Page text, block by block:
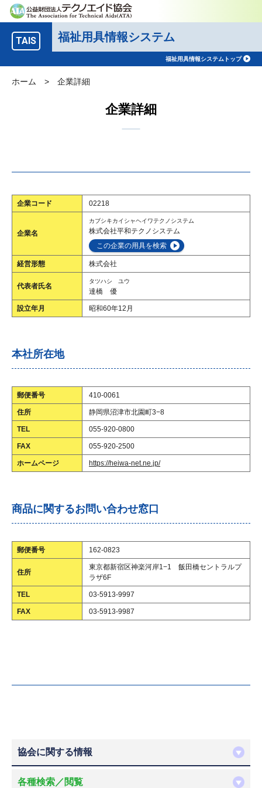
TAIS 福祉用具情報システム
福祉用具情報システムトップ
ホーム > 企業詳細
企業詳細
企業コード 02218
企業名
カブシキカイシャヘイワテクノシステム
株式会社平和テクノシステム
この企業の用具を検索
経営形態 株式会社
代表者氏名
タツハシ ユウ
達橋 優
設立年月 昭和60年12月
本社所在地
郵便番号 410-0061
住所 静岡県沼津市北園町3−8
TEL 055-920-0800
FAX 055-920-2500
ホームページ https://heiwa-net.ne.jp/
商品に関するお問い合わせ窓口
郵便番号 162-0823
住所
東京都新宿区神楽河岸1−1 飯田橋セントラルプ
ラザ6F
TEL 03-5913-9997
FAX 03-5913-9987
協会に関する情報
各種検索／閲覧